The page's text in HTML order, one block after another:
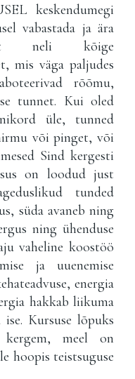
keskendumegi
vabastada ja ära
neli kõige
mis väga paljudes
rõõmu,
tunnet. Kui oled
üle, tunned
või pinget, või
Sind kergesti
on loodud just
tunded
süda avaneb ning
ning ühenduse
vaheline koostöö
ja uuenemise
energia
hakkab liikuma
Kursuse lõpuks
meel on
hoopis teistsuguse